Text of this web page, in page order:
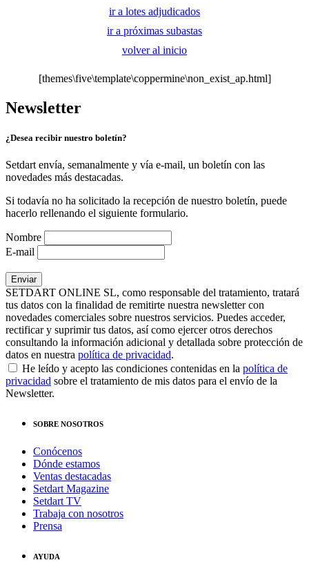
ir a lotes adjudicados
ir a próximas subastas
volver al inicio
[themes\five\template\coppermine\non_exist_ap.html]
Newsletter
¿Desea recibir nuestro boletín?
Setdart envía, semanalmente y vía e-mail, un boletín con las
novedades más destacadas.
Si todavía no ha solicitado la recepción de nuestro boletín, puede
hacerlo rellenando el siguiente formulario.
Nombre
E-mail
SETDART ONLINE SL, como responsable del tratamiento, tratará
tus datos con la finalidad de remitirte nuestra newsletter con
novedades comerciales sobre nuestros servicios. Puedes acceder,
rectificar y suprimir tus datos, así como ejercer otros derechos
consultando la información adicional y detallada sobre protección de
datos en nuestra política de privacidad.
He leído y acepto las condiciones contenidas en la política de
privacidad sobre el tratamiento de mis datos para el envío de la
Newsletter.
SOBRE NOSOTROS
Conócenos
Dónde estamos
Ventas destacadas
Setdart Magazine
Setdart TV
Trabaja con nosotros
Prensa
AYUDA